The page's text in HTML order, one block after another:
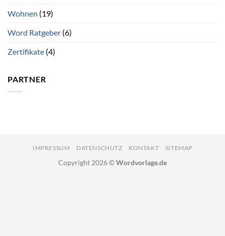
Wohnen (19)
Word Ratgeber (6)
Zertifikate (4)
PARTNER
IMPRESSUM DATENSCHUTZ KONTAKT SITEMAP
Copyright 2026 ©Wordvorlage.de